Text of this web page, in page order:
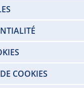
COOKIES